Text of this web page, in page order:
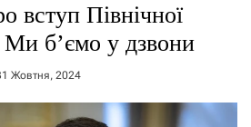
вступ Північної
Ми б’ємо у дзвони
Жовтня, 2024